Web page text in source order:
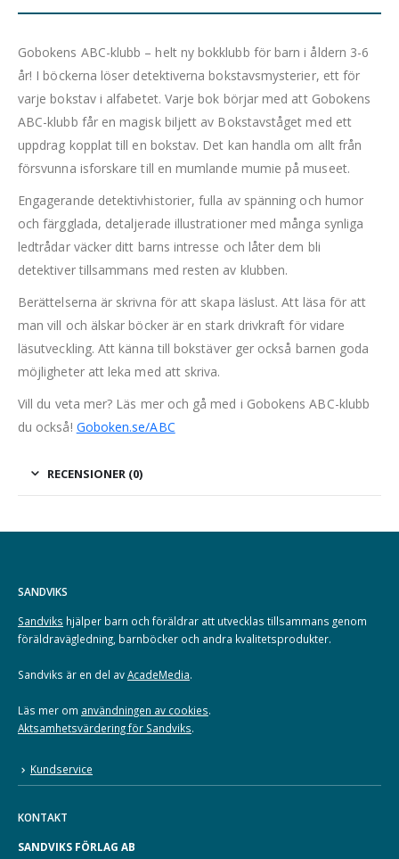
Gobokens ABC-klubb – helt ny bokklubb för barn i åldern 3-6
år! I böckerna löser detektiverna bokstavsmysterier, ett för
varje bokstav i alfabetet. Varje bok börjar med att Gobokens
ABC-klubb får en magisk biljett av Bokstavståget med ett
uppdrag kopplat till en bokstav. Det kan handla om allt från
försvunna isforskare till en mumlande mumie på museet.
Engagerande detektivhistorier, fulla av spänning och humor
och färgglada, detaljerade illustrationer med många synliga
ledtrådar väcker ditt barns intresse och låter dem bli
detektiver tillsammans med resten av klubben.
Berättelserna är skrivna för att skapa läslust. Att läsa för att
man vill och älskar böcker är en stark drivkraft för vidare
läsutveckling. Att känna till bokstäver ger också barnen goda
möjligheter att leka med att skriva.
Vill du veta mer? Läs mer och gå med i Gobokens ABC-klubb
du också! Goboken.se/ABC
RECENSIONER (0)
SANDVIKS
Sandviks hjälper barn och föräldrar att utvecklas tillsammans genom
föräldravägledning, barnböcker och andra kvalitetsprodukter.
Sandviks är en del avAcadeMedia.
Läs mer om användningen av cookies.
Aktsamhetsvärdering för Sandviks.
Kundservice
KONTAKT
SANDVIKS FÖRLAG AB